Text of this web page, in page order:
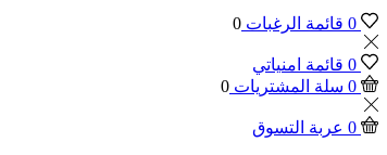
0 قائمة الرغبات 0
0 قائمة امنياتي
0 سلة المشتريات 0
0 عربة التسوق